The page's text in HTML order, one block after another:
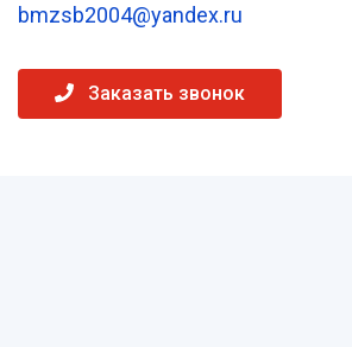
bmzsb2004@yandex.ru
Заказать звонок